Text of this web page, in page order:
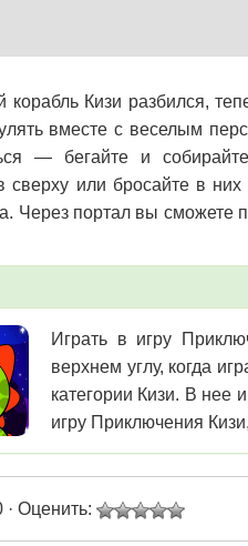
корабль Кизи разбился,
вместе с веселым
— бегайте и
сверху или бросайте в
Через портал вы сможете
Играть в игру
верхнем углу, когда
категории Кизи. В нее
игру Приключения
· Оценить: